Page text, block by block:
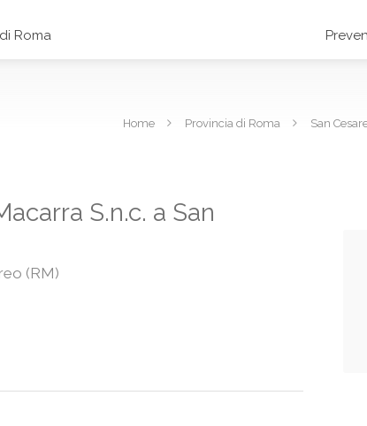
Roma
Home Provincia di Roma San
S.n.c. a San
(RM)